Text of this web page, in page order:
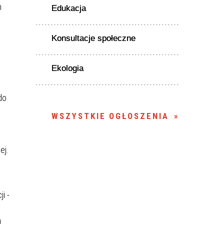
-
Edukacja
Konsultacje społeczne
Ekologia
WSZYSTKIE OGŁOSZENIA